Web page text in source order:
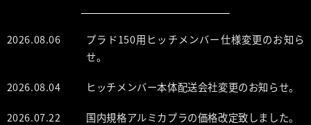
2026.08.06
プラド150用ヒッチメンバー仕様変更のお知ら
せ。
2026.08.04 ヒッチメンバー本体配送会社変更のお知らせ。
2026.07.22 国内規格アルミカプラの価格改定致しました。